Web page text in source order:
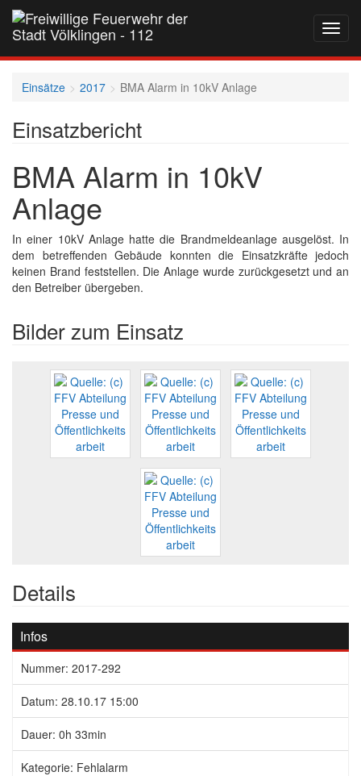
auf-
und
Einsätze 2017 BMA Alarm in 10kV Anlage
Einsatzbericht
BMA Alarm in 10kV
Anlage
In einer 10kV Anlage hatte die Brandmeldeanlage ausgelöst. In
dem betreffenden Gebäude konnten die Einsatzkräfte jedoch
keinen Brand feststellen. Die Anlage wurde zurückgesetzt und an
den Betreiber übergeben.
Bilder zum Einsatz
Details
Infos
Nummer: 2017-292
Datum: 28.10.17 15:00
Dauer: 0h 33min
Kategorie: Fehlalarm